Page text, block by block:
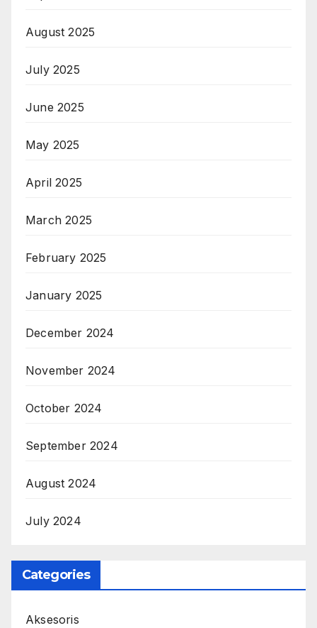
August 2025
July 2025
June 2025
May 2025
April 2025
March 2025
February 2025
January 2025
December 2024
November 2024
October 2024
September 2024
August 2024
July 2024
Categories
Aksesoris